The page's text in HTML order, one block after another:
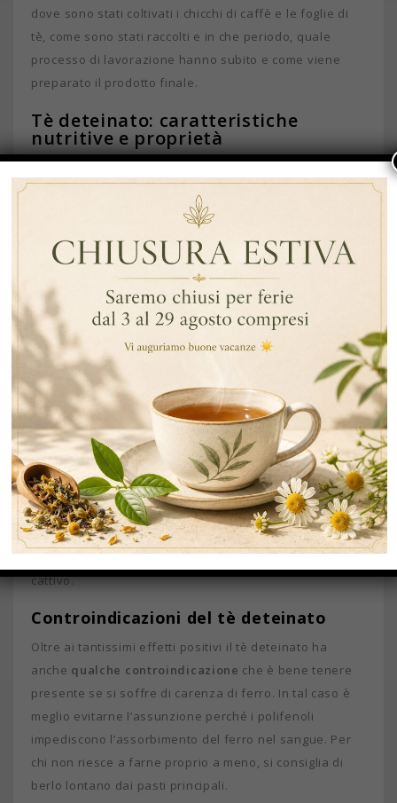
dove sono stati coltivati i chicchi di caffè e le foglie di
tè, come sono stati raccolti e in che periodo, quale
processo di lavorazione hanno subito e come viene
preparato il prodotto finale.
Tè deteinato: caratteristiche
nutritive e proprietà
troviamo la caffeina e teofillina che hanno proprietà
stimolanti sul corpo umano. Inoltre, l’alto contenuto di
sali minerali tra cui sodio, fosforo, fluoro e potassio,
contenuti specialmente nel tè verde deteinato lo
rendono un’ottima bevanda in grado diriequilibrare i
livelli idrici-salini nell’organismo: ideale soprattutto
per gli sportivi. La presenza di polifenoli e flavonoidi
rende il tè anche una bevanda dotata di una potente
azione antiossidante.
Benefici sul nostro organismo
Il tè, in generale, e dunque anche quello deteinato fa
bene alla linea perché ha uneffetto depurativo e
digestivo. Il tè apporta benefici al cuore ed alle arterie,
alcuni studi dimostrano che il suo regolare consumo
possa diminuire il rischio di infarti e malattie cardiache
in quanto impedisce l’ossidazione del colesterolo
cattivo.
Controindicazioni del tè deteinato
Oltre ai tantissimi effetti positivi il tè deteinato ha
anche qualche controindicazione che è bene tenere
presente se si soffre di carenza di ferro. In tal caso è
meglio evitarne l’assunzione perché i polifenoli
impediscono l’assorbimento del ferro nel sangue. Per
chi non riesce a farne proprio a meno, si consiglia di
berlo lontano dai pasti principali.